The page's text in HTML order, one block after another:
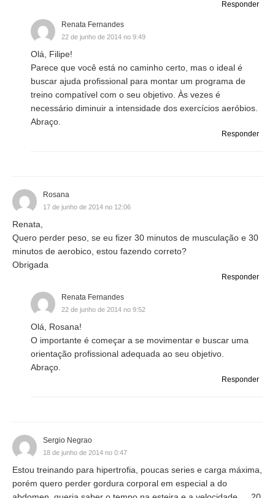
Responder
Renata Fernandes
22 de junho de 2014 no 9:49
Olá, Filipe!
Parece que você está no caminho certo, mas o ideal é
buscar ajuda profissional para montar um programa de
treino compatível com o seu objetivo. Às vezes é
necessário diminuir a intensidade dos exercícios aeróbios.
Abraço.
Responder
Rosana
17 de junho de 2014 no 12:06
Renata,
Quero perder peso, se eu fizer 30 minutos de musculação e 30
minutos de aerobico, estou fazendo correto?
Obrigada
Responder
Renata Fernandes
22 de junho de 2014 no 9:52
Olá, Rosana!
O importante é começar a se movimentar e buscar uma
orientação profissional adequada ao seu objetivo.
Abraço.
Responder
Sergio Negrao
18 de junho de 2014 no 0:47
Estou treinando para hipertrofia, poucas series e carga máxima,
porém quero perder gordura corporal em especial a do